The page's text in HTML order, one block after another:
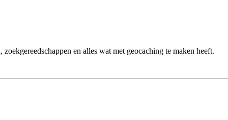
en alles wat met geocaching te maken heeft.